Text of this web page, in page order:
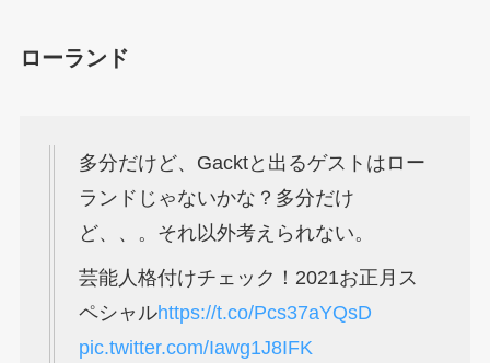
ローランド
多分だけど、Gacktと出るゲストはロー
ランドじゃないかな？多分だけ
ど、、。それ以外考えられない。
芸能人格付けチェック！2021お正月ス
ペシャルhttps://t.co/Pcs37aYQsD
pic.twitter.com/Iawg1J8IFK